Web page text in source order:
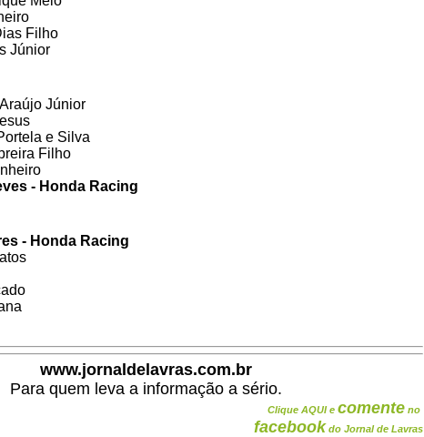
Filho
Júnior
Júnior
e Silva
Filho
- Honda Racing
- Honda Racing
www.jornaldelavras.com.br
Para quem leva a informação a sério.
Clique AQUI e comente no
facebook do Jornal de Lavras